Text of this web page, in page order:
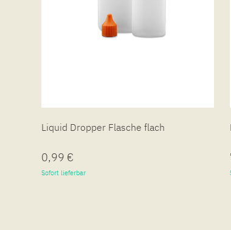
Liquid Dropper Flasche flach
0,99 €
Sofort lieferbar